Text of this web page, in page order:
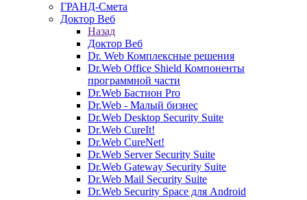
ГРАНД-Смета
Доктор Веб
Назад
Доктор Веб
Dr. Web Комплексные решения
Dr.Web Office Shield Компоненты
программной части
Dr.Web Бастион Pro
Dr.Web - Малый бизнес
Dr.Web Desktop Security Suite
Dr.Web CureIt!
Dr.Web CureNet!
Dr.Web Server Security Suite
Dr.Web Gateway Security Suite
Dr.Web Mail Security Suite
Dr.Web Security Space для Android